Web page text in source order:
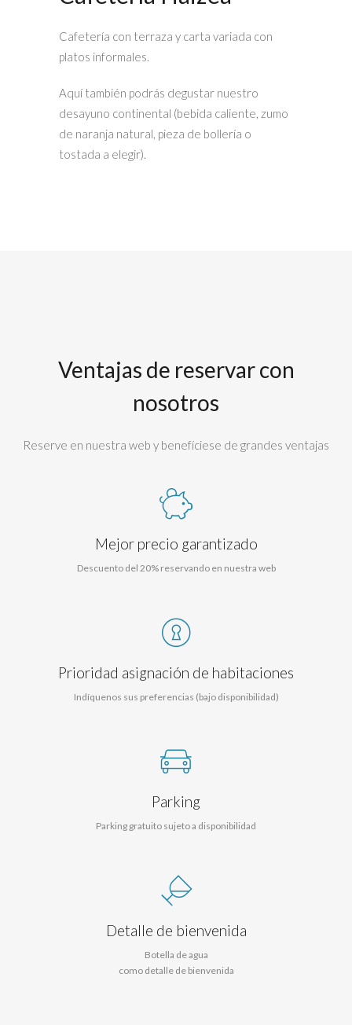
Cafetería con terraza y carta variada con
platos informales.
Aquí también podrás degustar nuestro
desayuno continental (bebida caliente, zumo
de naranja natural, pieza de bollería o
tostada a elegir).
Ventajas de reservar con
nosotros
Reserve en nuestra web y benefíciese de grandes ventajas
Mejor precio garantizado
Descuento del 20% reservando en nuestra web
Prioridad asignación de habitaciones
Indíquenos sus preferencias (bajo disponibilidad)
Parking
Parking gratuito sujeto a disponibilidad
Detalle de bienvenida
Botella de agua
como detalle de bienvenida